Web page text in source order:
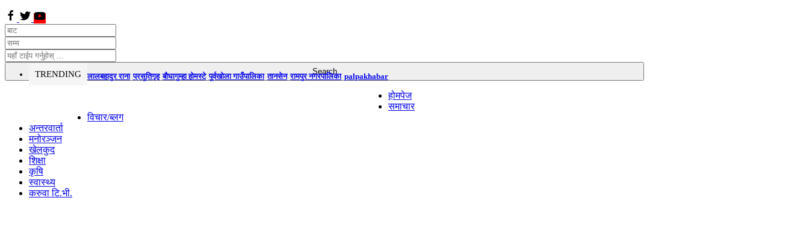
TRENDING लालबहादुर राना प्रसूतिगृह बौघागुम्हा होमस्टे पूर्वखोला गाउँपालिका तानसेन रामपुर नगरपालिका palpakhabar
होमपेज
समाचार
विचार/ब्लग
अन्तरवार्ता
मनोरञ्जन
खेलकुद
शिक्षा
कृषि
स्वास्थ्य
करुवा टि.भी.